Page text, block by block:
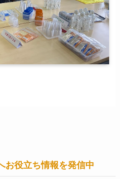
お役立ち情報を発信中